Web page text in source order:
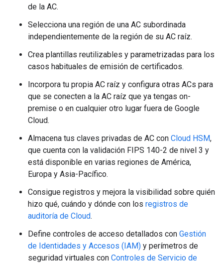
de la AC.
Selecciona una región de una AC subordinada
independientemente de la región de su AC raíz.
Crea plantillas reutilizables y parametrizadas para los
casos habituales de emisión de certificados.
Incorpora tu propia AC raíz y configura otras ACs para
que se conecten a la AC raíz que ya tengas on-
premise o en cualquier otro lugar fuera de Google
Cloud.
Almacena tus claves privadas de AC con Cloud HSM,
que cuenta con la validación FIPS 140-2 de nivel 3 y
está disponible en varias regiones de América,
Europa y Asia-Pacífico.
Consigue registros y mejora la visibilidad sobre quién
hizo qué, cuándo y dónde con los registros de
auditoría de Cloud.
Define controles de acceso detallados con Gestión
de Identidades y Accesos (IAM) y perímetros de
seguridad virtuales con Controles de Servicio de